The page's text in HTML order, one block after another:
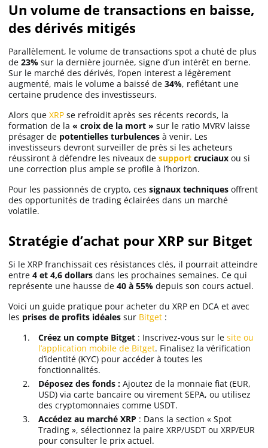
Un volume de transactions en baisse,
des dérivés mitigés
Parallèlement, le volume de transactions spot a chuté de plus
de 23% sur la dernière journée, signe d’un intérêt en berne.
Sur le marché des dérivés, l’open interest a légèrement
augmenté, mais le volume a baissé de 34%, reflétant une
certaine prudence des investisseurs.
Alors que XRP se refroidit après ses récents records, la
formation de la « croix de la mort » sur le ratio MVRV laisse
présager de potentielles turbulences à venir. Les
investisseurs devront surveiller de près si les acheteurs
réussiront à défendre les niveaux de support cruciaux ou si
une correction plus ample se profile à l’horizon.
Pour les passionnés de crypto, ces signaux techniques offrent
des opportunités de trading éclairées dans un marché
volatile.
Stratégie d’achat pour XRP sur Bitget
Si le XRP franchissait ces résistances clés, il pourrait atteindre
entre 4 et 4,6 dollars dans les prochaines semaines. Ce qui
représente une hausse de 40 à 55% depuis son cours actuel.
Voici un guide pratique pour acheter du XRP en DCA et avec
les prises de profits idéales sur Bitget :
Créez un compte Bitget : Inscrivez-vous sur le site ou
l’application mobile de Bitget. Finalisez la vérification
d’identité (KYC) pour accéder à toutes les
fonctionnalités.
Déposez des fonds : Ajoutez de la monnaie fiat (EUR,
USD) via carte bancaire ou virement SEPA, ou utilisez
des cryptomonnaies comme USDT.
Accédez au marché XRP : Dans la section « Spot
Trading », sélectionnez la paire XRP/USDT ou XRP/EUR
pour consulter le prix actuel.